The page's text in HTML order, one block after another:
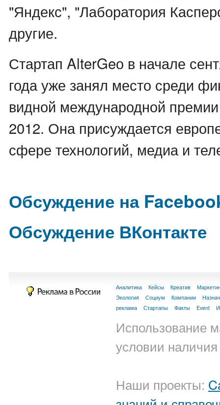
"Яндекс", "Лаборатория
другие.
Стартап AlterGeо в начале
года уже занял место среди
видной международной
2012. Она присуждается
сфере технологий, медиа и
Обсуждение на
Обсуждение ВКонтакте
Аналитика Кейсы Креатив
Экология
Социум Компании
реклама
Стартапы Факты Event
Использование
условии
Наши проекты: